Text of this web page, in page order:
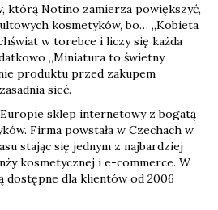
którą Notino zamierza powiększyć,
kosmetyków, bo… „Kobieta
w torebce i liczy się każda
„Miniatura to świetny
produktu przed zakupem
sieć.
sklep internetowy z bogatą
Firma powstała w Czechach w
stając się jednym z najbardziej
kosmetycznej i e-commerce. W
dostępne dla klientów od 2006